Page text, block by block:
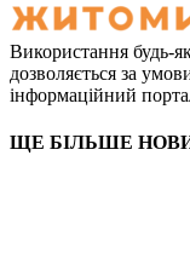
Використання будь-
дозволяється за
інформаційний
ЩЕ БІЛЬШЕ